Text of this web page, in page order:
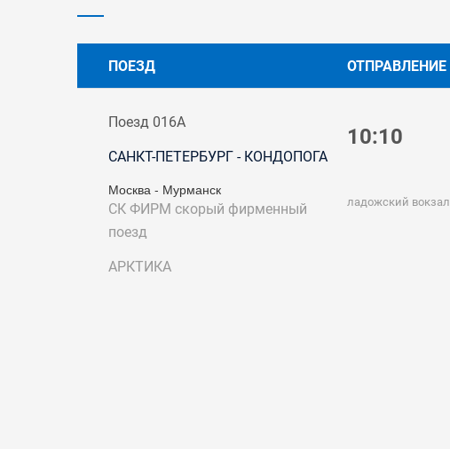
ПОЕЗД ОТПРАВЛЕНИЕ
Поезд 016А
САНКТ-ПЕТЕРБУРГ - КОНДОПОГА
Москва - Мурманск
СК ФИРМскорый фирменный
поезд
АРКТИКА
10:10
ладожский вокзал